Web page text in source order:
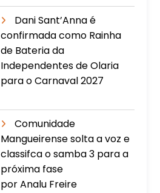
Dani Sant’Anna é
confirmada como Rainha
de Bateria da
Independentes de Olaria
para o Carnaval 2027
Comunidade
Mangueirense solta a voz e
classifca o samba 3 para a
próxima fase
por Analu Freire